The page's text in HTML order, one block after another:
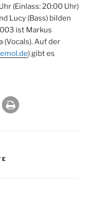
(Einlass: 20:00 Uhr)
Lucy (Bass) bilden
ist Markus
(Vocals). Auf der
) gibt es